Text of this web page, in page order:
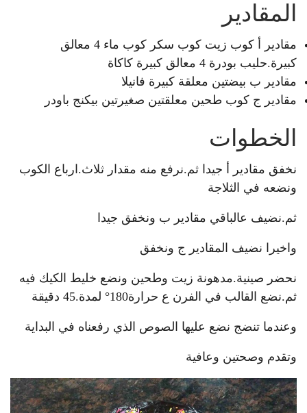
المقادير
مقادير أ كوب زيت كوب سكر كوب ماء 4 معالق
كبيرة.حليب بودرة 4 معالق كبيرة كاكاة
مقادير ب بيضتين معلقة كبيرة فانيلا
مقادير ج كوب طحين معلقتين صغيرتين بيكنج باودر
الخطوات
نخفق مقادير أ جيدا ثم.نرفع منه مقدار ثلاث.ارباع الكوب
ونضعه في الثلاجة
ثم.نضيف عالباقي مقادير ب ونخفق جيدا
واخيرا نضيف المقادير ج ونخفق
نحضر صينية.مدهونة زيت وطحين ونضع خليط الكيك فيه
ثم.نضع القالب في الفرن ع حرارة180° لمدة.45 دقيقة
وعندما تنضج نضع عليها الصوص الذي رفعناه في البداية
وتقدم وصحتين وعافية